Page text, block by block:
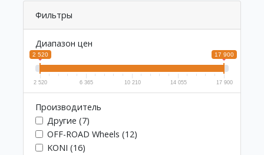
Фильтры
Диапазон цен
2 520 17 900
2 520 6 365 10 210 14 055 17 900
Производитель
Другие (7)
OFF-ROAD Wheels (12)
KONI (16)